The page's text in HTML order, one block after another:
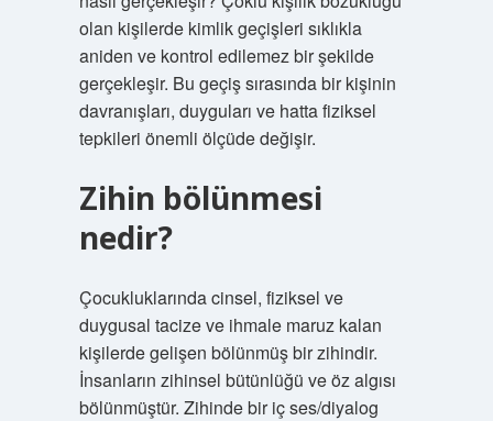
olan kişilerde kimlik geçişleri sıklıkla
aniden ve kontrol edilemez bir şekilde
gerçekleşir. Bu geçiş sırasında bir kişinin
davranışları, duyguları ve hatta fiziksel
tepkileri önemli ölçüde değişir.
Zihin bölünmesi
nedir?
Çocukluklarında cinsel, fiziksel ve
duygusal tacize ve ihmale maruz kalan
kişilerde gelişen bölünmüş bir zihindir.
İnsanların zihinsel bütünlüğü ve öz algısı
bölünmüştür. Zihinde bir iç ses/diyalog